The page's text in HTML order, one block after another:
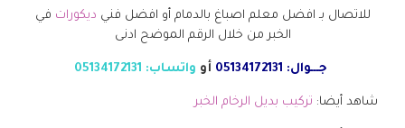
للاتصال بـ افضل معلم اصباغ بالدمام أو افضل فني ديكورات في
الخبر من خلال الرقم الموضح ادنى
جـــوال: 05134172131 أو واتساب: 05134172131
شاهد أيضا: تركيب بديل الرخام الخبر